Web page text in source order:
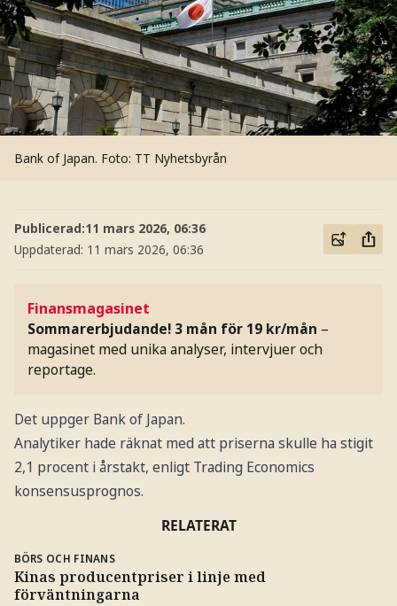
Bank of Japan. Foto: TT Nyhetsbyrån
Publicerad:11 mars 2026, 06:36
Uppdaterad: 11 mars 2026, 06:36
Finansmagasinet
Sommarerbjudande! 3 mån för 19 kr/mån –
magasinet med unika analyser, intervjuer och
reportage.
Det uppger Bank of Japan.
Analytiker hade räknat med att priserna skulle ha stigit
2,1 procent i årstakt, enligt Trading Economics
konsensusprognos.
RELATERAT
BÖRS OCH FINANS
Kinas producentpriser i linje med
förväntningarna